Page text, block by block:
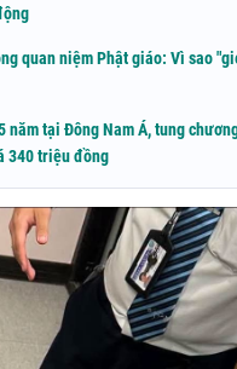
quan niệm Phật giáo: Vì sao
năm tại Đông Nam Á, tung
340 triệu đồng